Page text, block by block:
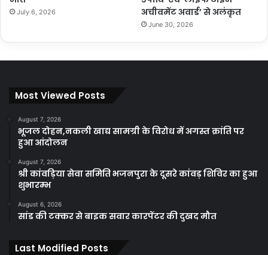
July 6, 2026
अचीवमेंट अवार्ड’ से अलंकृत
June 30, 2026
Most Viewed Posts
August 7, 2026
भूजल दोहन,नकली खाद्य सामग्री के विरोध में अगस्त क्रांति पर
हुआ आंदोलन
August 7, 2026
श्री कांवड़िया सेवा समिति भजनपुरा के दूसरे कांवड़ शिविर का हुआ
शुभारम्भ
August 6, 2026
सांड की टक्कर से बाइक सवार कारपेंटर की दुखद मौत
Last Modified Posts